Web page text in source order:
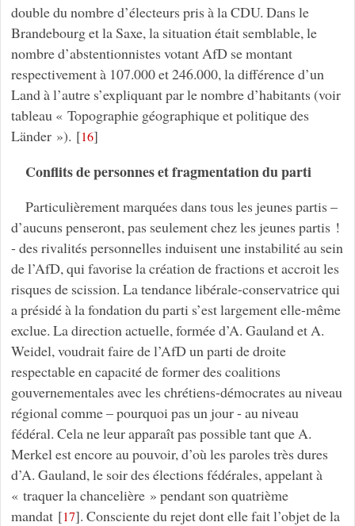
double du nombre d’électeurs pris à la CDU. Dans le
Brandebourg et la Saxe, la situation était semblable, le
nombre d’abstentionnistes votant AfD se montant
respectivement à 107.000 et 246.000, la différence d’un
Land à l’autre s’expliquant par le nombre d’habitants (voir
tableau « Topographie géographique et politique des
Länder »). [16]
Conflits de personnes et fragmentation du parti
Particulièrement marquées dans tous les jeunes partis –
d’aucuns penseront, pas seulement chez les jeunes partis !
- des rivalités personnelles induisent une instabilité au sein
de l’AfD, qui favorise la création de fractions et accroit les
risques de scission. La tendance libérale-conservatrice qui
a présidé à la fondation du parti s’est largement elle-même
exclue. La direction actuelle, formée d’A. Gauland et A.
Weidel, voudrait faire de l’AfD un parti de droite
respectable en capacité de former des coalitions
gouvernementales avec les chrétiens-démocrates au niveau
régional comme – pourquoi pas un jour - au niveau
fédéral. Cela ne leur apparaît pas possible tant que A.
Merkel est encore au pouvoir, d’où les paroles très dures
d’A. Gauland, le soir des élections fédérales, appelant à
« traquer la chancelière » pendant son quatrième
mandat[17]. Consciente du rejet dont elle fait l’objet de la